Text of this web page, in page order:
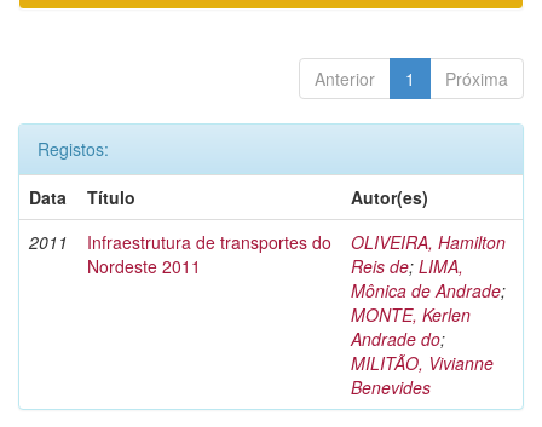
Anterior 1 Próxima
Registos:
Data
Título
Autor(es)
2011
Infraestrutura de transportes do
Nordeste 2011
OLIVEIRA, Hamilton
Reis de; LIMA,
Mônica de Andrade;
MONTE, Kerlen
Andrade do;
MILITÃO, Vivianne
Benevides